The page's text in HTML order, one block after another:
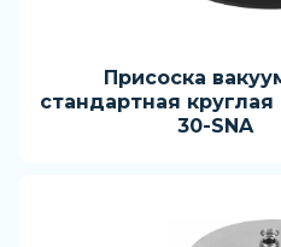
Присоска
стандартная круглая
30-SNA